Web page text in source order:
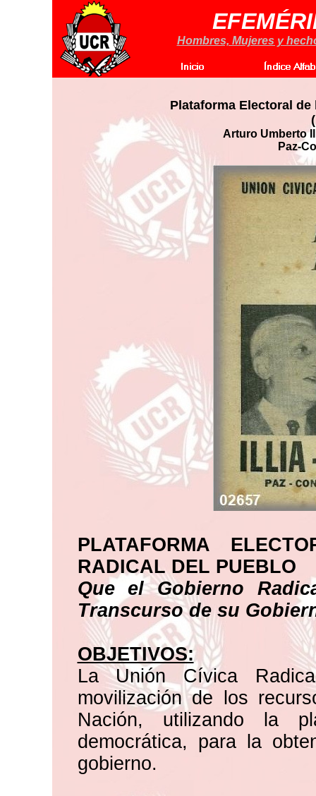
Hombres, Mujeres y
Plataforma Electoral
Arturo Umberto
Paz-
PLATAFORMA
RADICAL DEL PUEBLO
Que el Gobierno
Transcurso de su
OBJETIVOS:
La Unión Cívica
movilización de los
Nación, utilizando la
democrática, para la
gobierno.